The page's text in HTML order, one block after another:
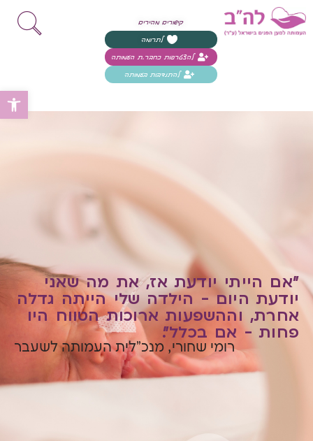
קישורים מהירים
לתרומה
להצטרפות כחבר.ת העמותה
להתנדבות בעמותה
"אם הייתי יודעת אז, את מה שאני
יודעת היום - הילדה שלי הייתה גדלה
אחרת, וההשפעות ארוכות הטווח היו
פחות - אם בכלל".
רומי שחורי, מנכ"לית העמותה לשעבר